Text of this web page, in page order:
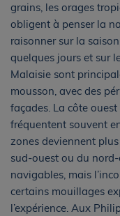
grains, les orages
obligent à penser la
raisonner sur la
quelques jours et sur
Malaisie sont
mousson, avec des
façades. La côte
fréquentent souvent
zones deviennent
sud-ouest ou du
navigables, mais
certains mouillages
l’expérience. Aux